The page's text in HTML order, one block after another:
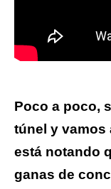
Poco a poco,
túnel y vamos
está notando
ganas de